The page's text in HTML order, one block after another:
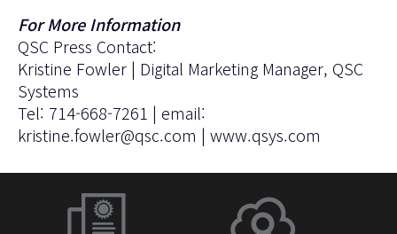
For More Information
QSC Press Contact:
Kristine Fowler | Digital Marketing Manager, QSC
Systems
Tel: 714-668-7261 | email:
kristine.fowler@qsc.com | www.qsys.com